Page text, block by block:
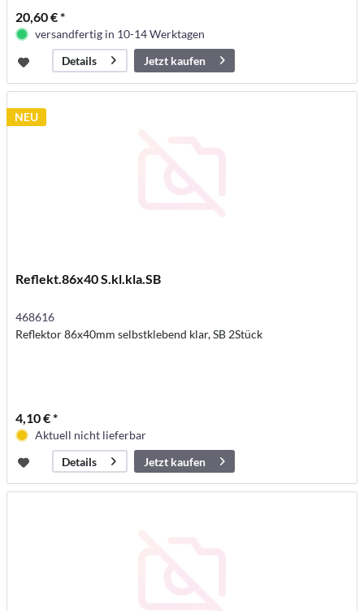
20,60 € *
versandfertig in 10-14 Werktagen
Details
Jetzt kaufen
NEU
Reflekt.86x40 S.kl.kla.SB
468616
Reflektor 86x40mm selbstklebend klar, SB 2Stück
4,10 € *
Aktuell nicht lieferbar
Details
Jetzt kaufen